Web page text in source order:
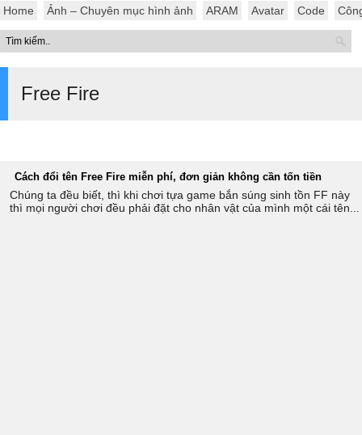
Home Ảnh – Chuyên mục hình ảnh ARAM Avatar Code
Free Fire
Cách đổi tên Free Fire miễn phí, đơn giản không cần tốn tiền
Chúng ta đều biết, thì khi chơi tựa game bắn súng sinh tồn FF này
thì mọi người chơi đều phải đặt cho nhân vật của mình một cái tên...